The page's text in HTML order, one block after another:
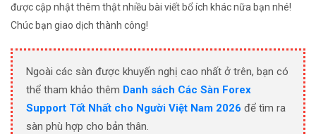
được cập nhật thêm thật nhiều bài viết bổ ích khác nữa bạn nhé!
Chúc bạn giao dịch thành công!
Ngoài các sàn được khuyến nghị cao nhất ở trên, bạn có
thể tham khảo thêm Danh sách Các Sàn Forex
Support Tốt Nhất cho Người Việt Nam 2026 để tìm ra
sàn phù hợp cho bản thân.